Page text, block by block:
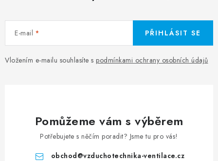
E-mail
Vložením e-mailu souhlasíte s podmínkami ochrany osobních údajů
PŘIHLÁSIT SE
Pomůžeme vám s výběrem
Potřebujete s něčím poradit? Jsme tu pro vás!
obchod@vzduchotechnika-ventilace.cz